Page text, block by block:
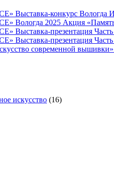
Выставка-конкурс Вологда
Вологда 2025 Акция
Выставка-презентация
Выставка-презентация
современной
искусство (16)